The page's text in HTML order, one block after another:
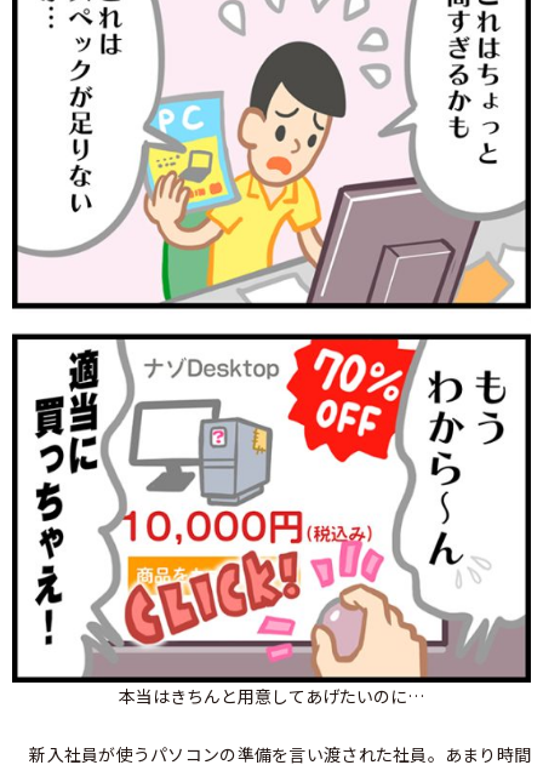
本当はきちんと用意してあげたいのに…
新入社員が使うパソコンの準備を言い渡された社員。あまり時間